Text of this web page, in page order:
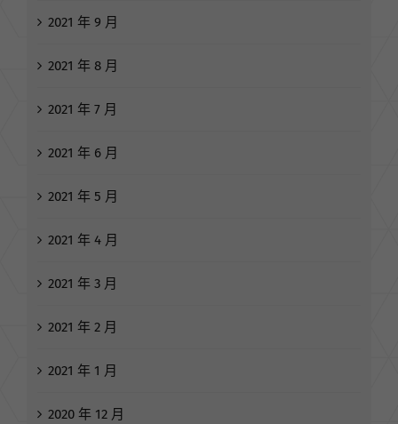
2021 年 9 月
2021 年 8 月
2021 年 7 月
2021 年 6 月
2021 年 5 月
2021 年 4 月
2021 年 3 月
2021 年 2 月
2021 年 1 月
2020 年 12 月